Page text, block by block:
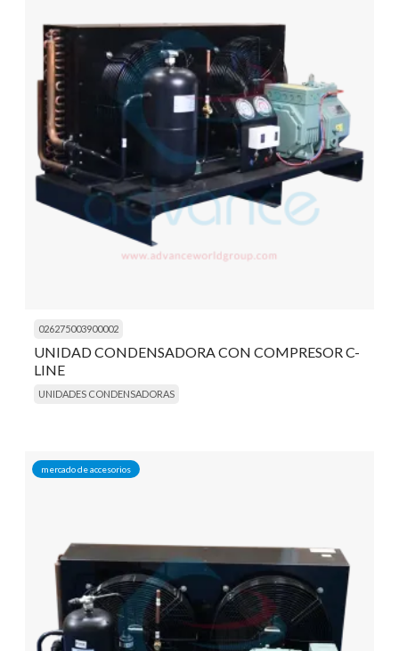
026275003900002
UNIDAD CONDENSADORA CON COMPRESOR C-
LINE
UNIDADES CONDENSADORAS
mercado de accesorios